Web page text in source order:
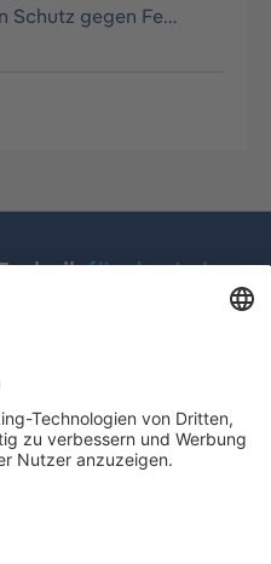
Schutz gegen Fe…
für das Leben